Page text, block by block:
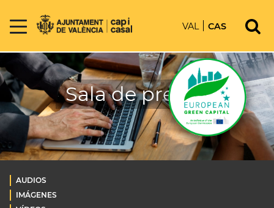
VAL CAS
Sala de prensa
AUDIOS
IMÁGENES